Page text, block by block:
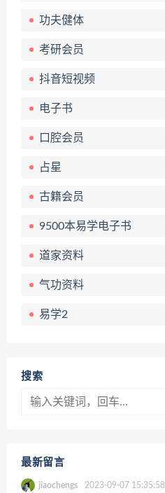
功夫健体
考研会员
抖音短视频
电子书
口腔会员
占星
古籍会员
9500本易学电子书
道家资料
气功资料
易学2
搜索
最新留言
jiaochengs 2023-09-07 15:35:58